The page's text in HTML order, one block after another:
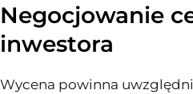
Negocjowanie
inwestora
Wycena powinna